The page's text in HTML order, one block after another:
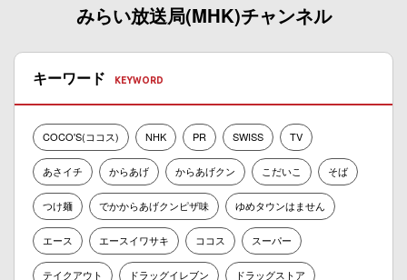
みらい放送局(MHK)チャンネル
キーワード
COCO'S(ココス) NHK PR SWISS TV
あさイチ からあげ からあげクン こだいこ そば
つけ麺 でかからあげクンピザ味 ゆめタウンはません
エース エースイワサキ ココス スーパー
テイクアウト ドラッグイレブン ドラッグストア